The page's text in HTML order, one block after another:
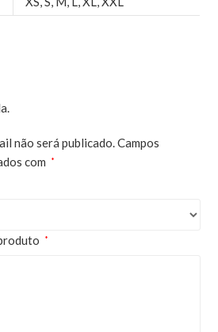
não será publicado.Campos
com
*
*